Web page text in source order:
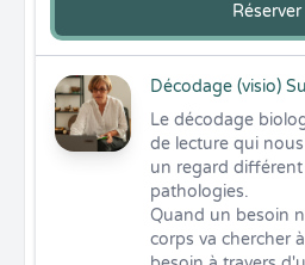
Réserver
Décodage (visio)
Le décodage
de lecture qui
un regard
pathologies.
Quand un besoin
corps va chercher